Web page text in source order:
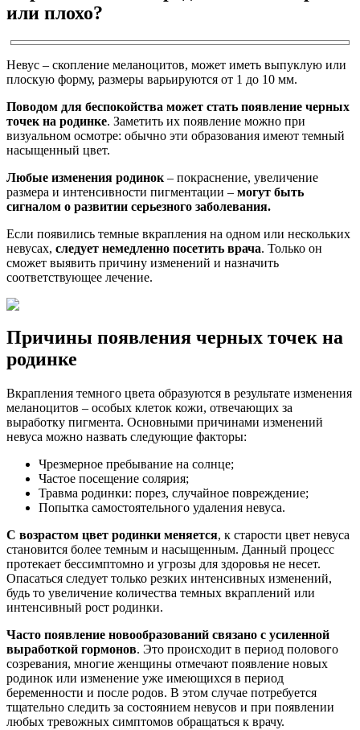
или плохо?
Невус – скопление меланоцитов, может иметь выпуклую или
плоскую форму, размеры варьируются от 1 до 10 мм.
Поводом для беспокойства может стать появление черных
точек на родинке. Заметить их появление можно при
визуальном осмотре: обычно эти образования имеют темный
насыщенный цвет.
Любые изменения родинок – покраснение, увеличение
размера и интенсивности пигментации – могут быть
сигналом о развитии серьезного заболевания.
Если появились темные вкрапления на одном или нескольких
невусах, следует немедленно посетить врача. Только он
сможет выявить причину изменений и назначить
соответствующее лечение.
Причины появления черных точек на
родинке
Вкрапления темного цвета образуются в результате изменения
меланоцитов – особых клеток кожи, отвечающих за
выработку пигмента. Основными причинами изменений
невуса можно назвать следующие факторы:
Чрезмерное пребывание на солнце;
Частое посещение солярия;
Травма родинки: порез, случайное повреждение;
Попытка самостоятельного удаления невуса.
С возрастом цвет родинки меняется, к старости цвет невуса
становится более темным и насыщенным. Данный процесс
протекает бессимптомно и угрозы для здоровья не несет.
Опасаться следует только резких интенсивных изменений,
будь то увеличение количества темных вкраплений или
интенсивный рост родинки.
Часто появление новообразований связано с усиленной
выработкой гормонов. Это происходит в период полового
созревания, многие женщины отмечают появление новых
родинок или изменение уже имеющихся в период
беременности и после родов. В этом случае потребуется
тщательно следить за состоянием невусов и при появлении
любых тревожных симптомов обращаться к врачу.